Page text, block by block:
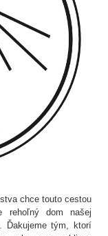
chce touto cestou
rehoľný dom našej
Ďakujeme tým, ktorí